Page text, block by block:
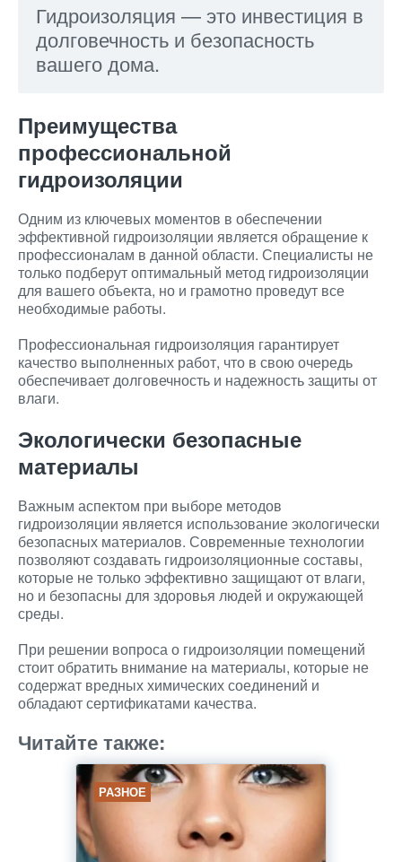
Гидроизоляция — это инвестиция в
долговечность и безопасность
вашего дома.
Преимущества
профессиональной
гидроизоляции
Одним из ключевых моментов в обеспечении
эффективной гидроизоляции является обращение к
профессионалам в данной области. Специалисты не
только подберут оптимальный метод гидроизоляции
для вашего объекта, но и грамотно проведут все
необходимые работы.
Профессиональная гидроизоляция гарантирует
качество выполненных работ, что в свою очередь
обеспечивает долговечность и надежность защиты от
влаги.
Экологически безопасные
материалы
Важным аспектом при выборе методов
гидроизоляции является использование экологически
безопасных материалов. Современные технологии
позволяют создавать гидроизоляционные составы,
которые не только эффективно защищают от влаги,
но и безопасны для здоровья людей и окружающей
среды.
При решении вопроса о гидроизоляции помещений
стоит обратить внимание на материалы, которые не
содержат вредных химических соединений и
обладают сертификатами качества.
Читайте также:
РАЗНОЕ